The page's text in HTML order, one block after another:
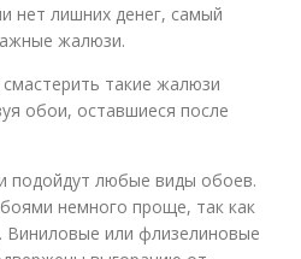
нет лишних денег, самый
жалюзи.
смастерить такие жалюзи
обои, оставшиеся после
подойдут любые виды обоев.
немного проще, так как
или флизелиновые